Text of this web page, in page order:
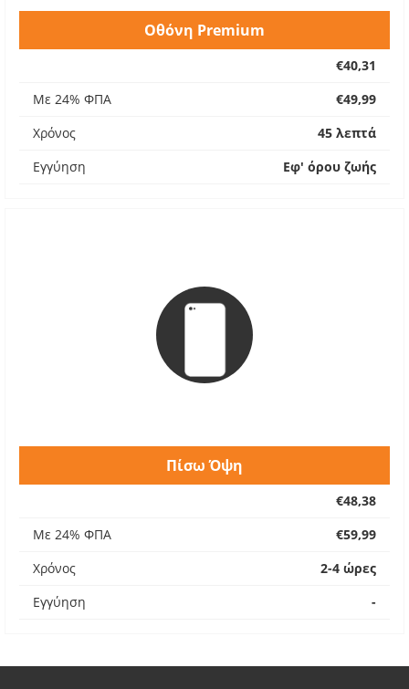
Οθόνη Premium
€40,31
Με 24% ΦΠΑ
€49,99
Χρόνος
45 λεπτά
Εγγύηση
Εφ' όρου ζωής
Πίσω Όψη
€48,38
Με 24% ΦΠΑ
€59,99
Χρόνος
2-4 ώρες
Εγγύηση
-